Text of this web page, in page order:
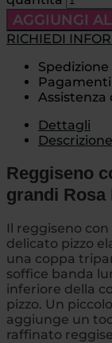
AGGIUNGI
RICHIEDI
Assistenza
Dettagli
Descrizione
Reggiseno
grandi Rosa
Il reggiseno
delicato pizzo
una coppa
soffice banda
inferiore della
pizzo. Un
aggiunge un
raffinato